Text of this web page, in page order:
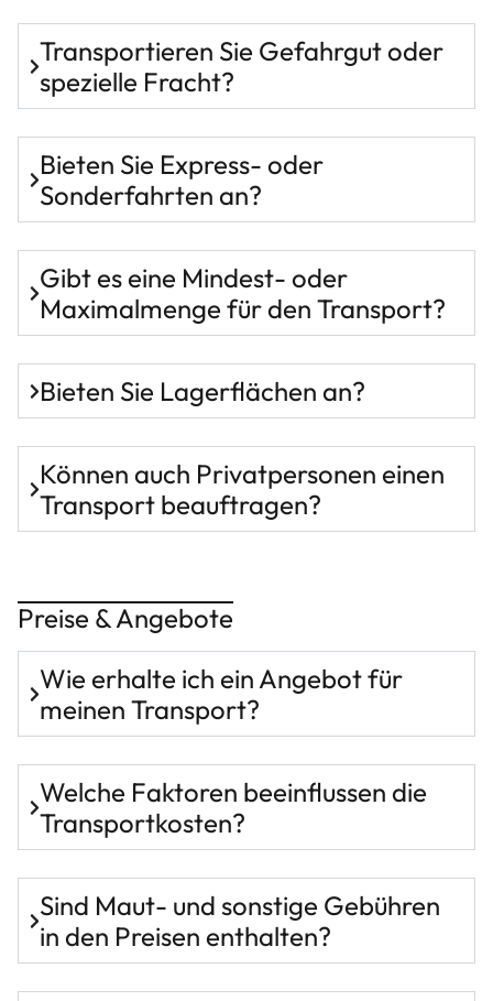
Transportieren Sie Gefahrgut oder
spezielle Fracht?
Bieten Sie Express- oder
Sonderfahrten an?
Gibt es eine Mindest- oder
Maximalmenge für den Transport?
Bieten Sie Lagerflächen an?
Können auch Privatpersonen einen
Transport beauftragen?
Preise & Angebote
Wie erhalte ich ein Angebot für
meinen Transport?
Welche Faktoren beeinflussen die
Transportkosten?
Sind Maut- und sonstige Gebühren
in den Preisen enthalten?